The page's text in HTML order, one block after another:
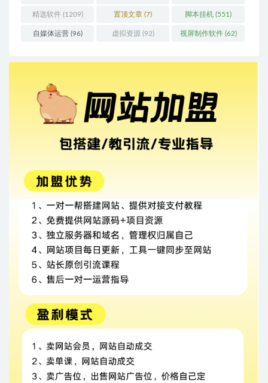
精选软件(1209) 置顶文章 (7) 脚本挂机 (551)
自媒体运营(96) 虚拟资源 (92) 视屏制作软件(62)